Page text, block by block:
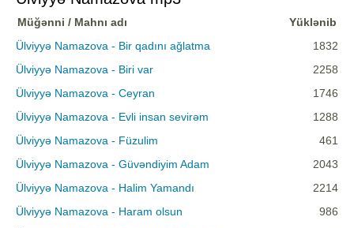
Müğənni / Mahnı adı
Yüklənib
Ülviyyə Namazova - Bir qadını ağlatma
1832
Ülviyyə Namazova - Biri var
2258
Ülviyyə Namazova - Ceyran
1746
Ülviyyə Namazova - Evli insan sevirəm
1288
Ülviyyə Namazova - Füzulim
461
Ülviyyə Namazova - Güvəndiyim Adam
2043
Ülviyyə Namazova - Halim Yamandı
2214
Ülviyyə Namazova - Haram olsun
986